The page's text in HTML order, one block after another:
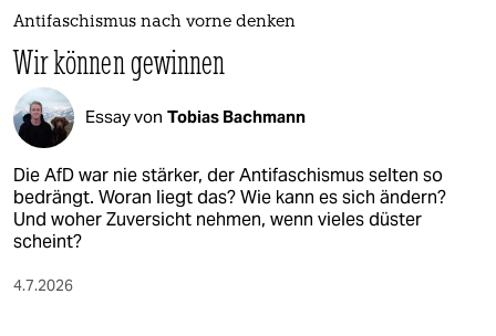
Antifaschismus nach vorne denken
Wir können gewinnen
Essay von Tobias Bachmann
Die AfD war nie stärker, der Antifaschismus selten so
bedrängt. Woran liegt das? Wie kann es sich ändern?
Und woher Zuversicht nehmen, wenn vieles düster
scheint?
4.7.2026